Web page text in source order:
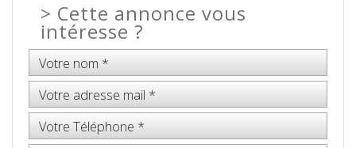
> Cette annonce vous
intéresse ?